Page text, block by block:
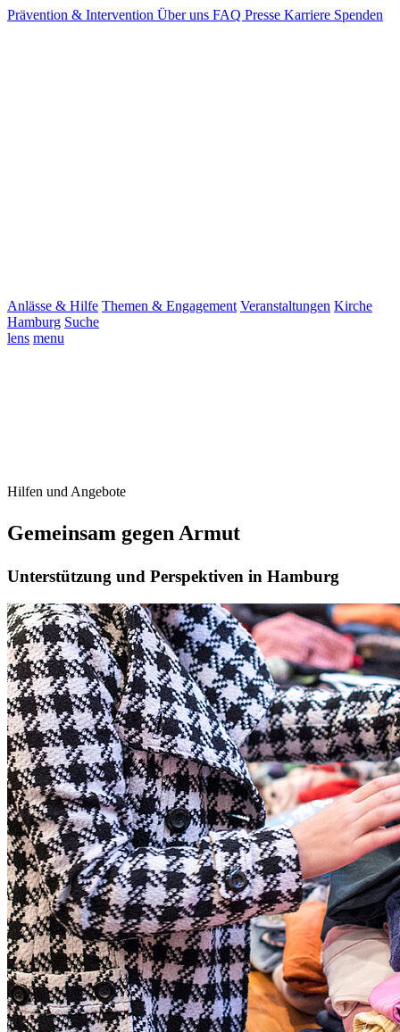
Prävention & Intervention Über uns FAQ Presse Karriere Spenden
Anlässe & Hilfe Themen & Engagement Veranstaltungen Kirche
Hamburg Suche
lens menu
Hilfen und Angebote
Gemeinsam gegen Armut
Unterstützung und Perspektiven in Hamburg